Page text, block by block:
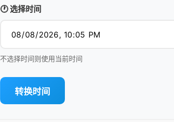
🕐 选择时间
不选择时间则使用当前时间
转换时间